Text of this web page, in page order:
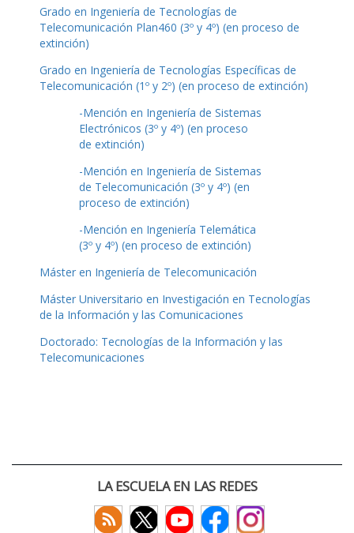
Grado en Ingeniería de Tecnologías de
Telecomunicación Plan460 (3º y 4º) (en proceso de
extinción)
Grado en Ingeniería de Tecnologías Específicas de
Telecomunicación (1º y 2º) (en proceso de extinción)
-Mención en Ingeniería de Sistemas
Electrónicos (3º y 4º) (en proceso
de extinción)
-Mención en Ingeniería de Sistemas
de Telecomunicación (3º y 4º) (en
proceso de extinción)
-Mención en Ingeniería Telemática
(3º y 4º) (en proceso de extinción)
Máster en Ingeniería de Telecomunicación
Máster Universitario en Investigación en Tecnologías
de la Información y las Comunicaciones
Doctorado: Tecnologías de la Información y las
Telecomunicaciones
LA ESCUELA EN LAS REDES